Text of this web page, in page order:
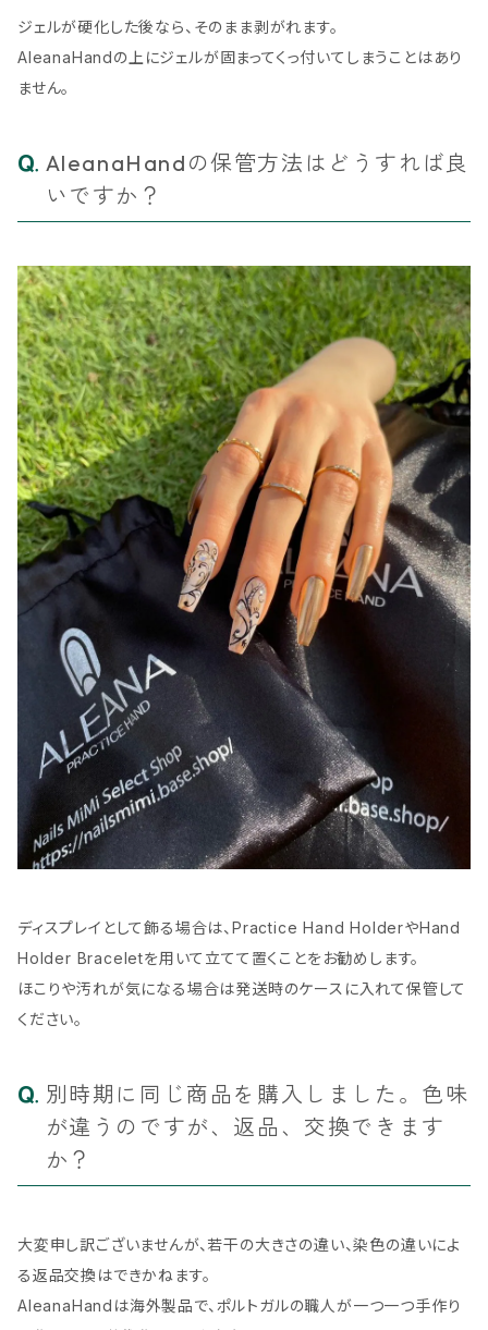
ジェルが硬化した後なら、そのまま剥がれます。
AleanaHandの上にジェルが固まってくっ付いてしまうことはあり
ません。
AleanaHandの保管方法はどうすれば良
いですか？
ディスプレイとして飾る場合は、Practice Hand HolderやHand
Holder Braceletを用いて立てて置くことをお勧めします。
ほこりや汚れが気になる場合は発送時のケースに入れて保管して
ください。
別時期に同じ商品を購入しました。色味
が違うのですが、返品、交換できます
か？
大変申し訳ございませんが、若干の大きさの違い、染色の違いによ
る返品交換はできかねます。
AleanaHandは海外製品で、ポルトガルの職人が一つ一つ手作り